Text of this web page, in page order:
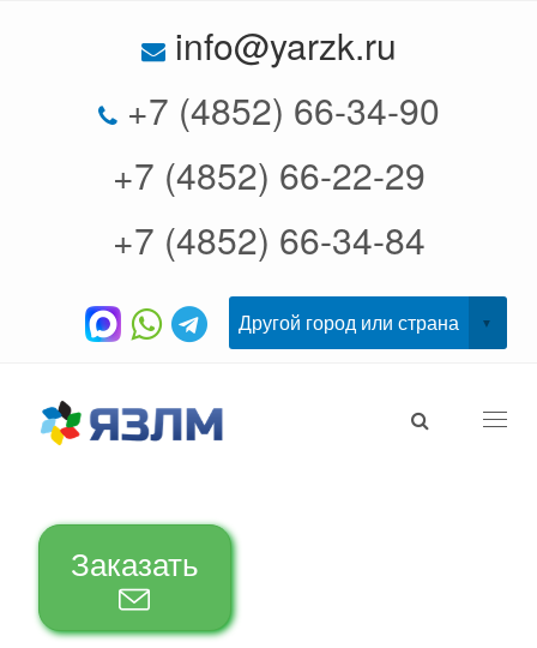
info@yarzk.ru
+7 (4852) 66-34-90
+7 (4852) 66-22-29
+7 (4852) 66-34-84
Заказать